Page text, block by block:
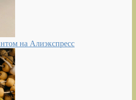
на Алиэкспресс